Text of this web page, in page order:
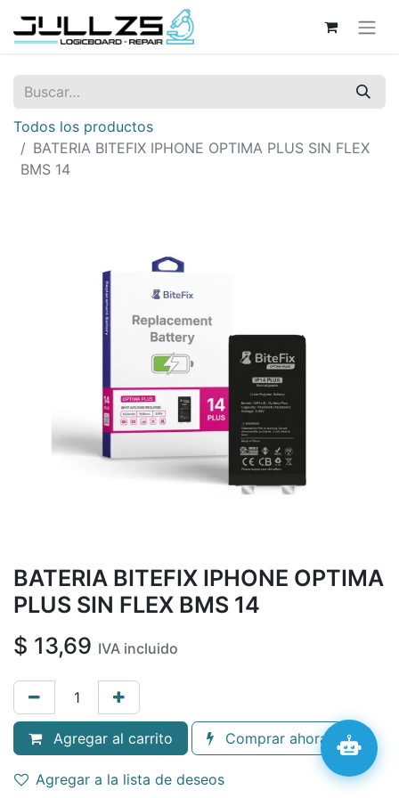
Todos los productos
BATERIA BITEFIX IPHONE OPTIMA PLUS SIN FLEX
BMS 14
BATERIA BITEFIX IPHONE OPTIMA
PLUS SIN FLEX BMS 14
$ 13,69 IVA incluido
Agregar al carrito Comprar ahora
Agregar a la lista de deseos